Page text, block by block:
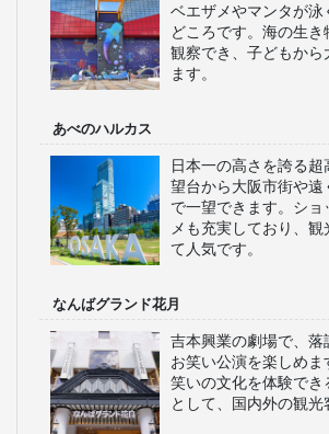
ベエザメやマンタが泳
どころです。海の生
観察でき、子どもから
ます。
あべのハルカス
日本一の高さを誇る
望台から大阪市街や遠
で一望できます。ショ
メも充実しており、観
て人気です。
なんばグランド花月
吉本興業の劇場で、落
お笑い公演を楽しめま
笑いの文化を体験でき
として、国内外の観光